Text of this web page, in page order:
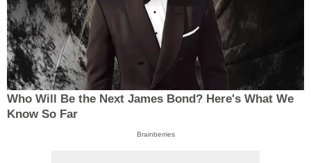
Who Will Be the Next James Bond? Here's What We
Know So Far
Brainberries